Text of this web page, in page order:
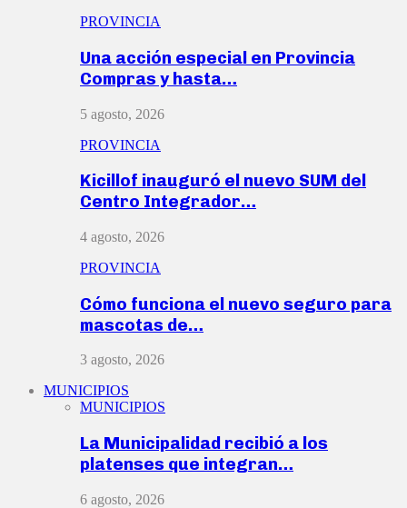
PROVINCIA
Una acción especial en Provincia
Compras y hasta…
5 agosto, 2026
PROVINCIA
Kicillof inauguró el nuevo SUM del
Centro Integrador…
4 agosto, 2026
PROVINCIA
Cómo funciona el nuevo seguro para
mascotas de…
3 agosto, 2026
MUNICIPIOS
MUNICIPIOS
La Municipalidad recibió a los
platenses que integran…
6 agosto, 2026